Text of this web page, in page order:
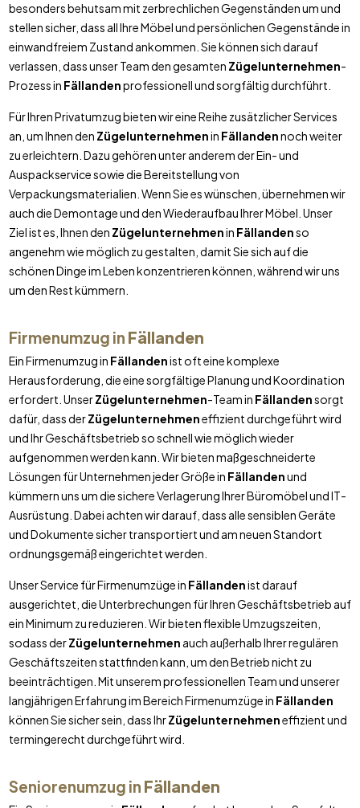
besonders behutsam mit zerbrechlichen Gegenständen um und
stellen sicher, dass all Ihre Möbel und persönlichen Gegenstände in
einwandfreiem Zustand ankommen. Sie können sich darauf
verlassen, dass unser Team den gesamten Zügelunternehmen-
Prozess in Fällandenprofessionell und sorgfältig durchführt.
Für Ihren Privatumzug bieten wir eine Reihe zusätzlicher Services
an, um Ihnen den Zügelunternehmenin Fällandennoch weiter
zu erleichtern. Dazu gehören unter anderem der Ein- und
Auspackservice sowie die Bereitstellung von
Verpackungsmaterialien. Wenn Sie es wünschen, übernehmen wir
auch die Demontage und den Wiederaufbau Ihrer Möbel. Unser
Ziel ist es, Ihnen den Zügelunternehmenin Fällandenso
angenehm wie möglich zu gestalten, damit Sie sich auf die
schönen Dinge im Leben konzentrieren können, während wir uns
um den Rest kümmern.
Firmenumzug in Fällanden
Ein Firmenumzug in Fällandenist oft eine komplexe
Herausforderung, die eine sorgfältige Planung und Koordination
erfordert. UnserZügelunternehmen-Team in Fällandensorgt
dafür, dass derZügelunternehmeneffizient durchgeführt wird
und Ihr Geschäftsbetrieb so schnell wie möglich wieder
aufgenommen werden kann. Wir bieten maßgeschneiderte
Lösungen für Unternehmen jeder Größe in Fällandenund
kümmern uns um die sichere Verlagerung Ihrer Büromöbel und IT-
Ausrüstung. Dabei achten wir darauf, dass alle sensiblen Geräte
und Dokumente sicher transportiert und am neuen Standort
ordnungsgemäß eingerichtet werden.
Unser Service für Firmenumzüge in Fällandenist darauf
ausgerichtet, die Unterbrechungen für Ihren Geschäftsbetrieb auf
ein Minimum zu reduzieren. Wir bieten flexible Umzugszeiten,
sodass derZügelunternehmen auch außerhalb Ihrer regulären
Geschäftszeiten stattfinden kann, um den Betrieb nicht zu
beeinträchtigen. Mit unserem professionellen Team und unserer
langjährigen Erfahrung im Bereich Firmenumzüge in Fällanden
können Sie sicher sein, dass IhrZügelunternehmeneffizient und
termingerecht durchgeführt wird.
Seniorenumzug in Fällanden